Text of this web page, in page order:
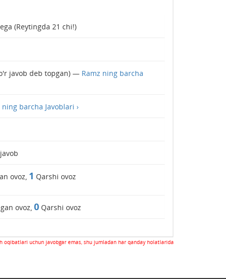
(Reytingda 21 chi!)
javob deb topgan) — Ramz ning barcha
ning barcha Javoblari ›
ovoz, 1 Qarshi ovoz
ovoz, 0Qarshi ovoz
uchun javobgar emas, shu jumladan har qanday holatlarida